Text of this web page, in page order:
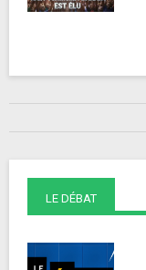
LE DÉBAT